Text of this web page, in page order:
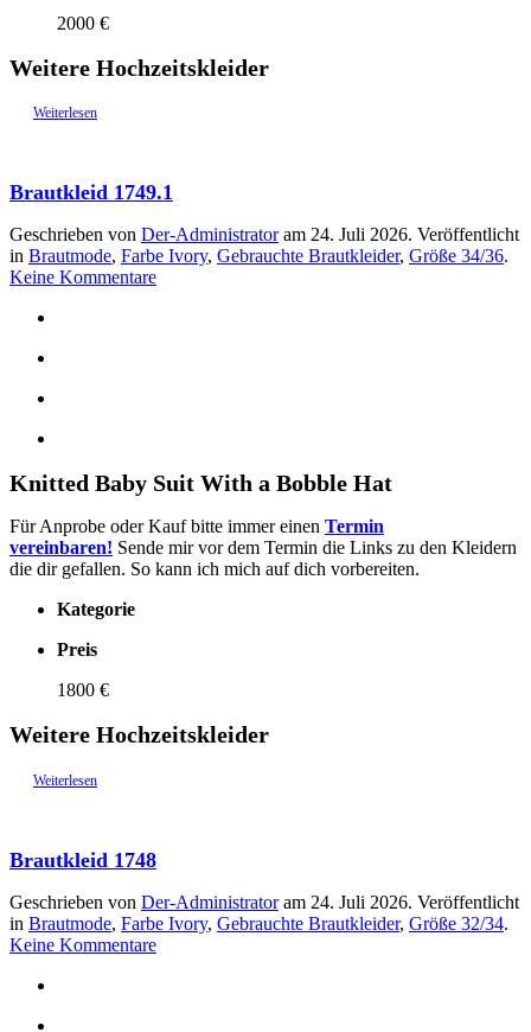
2000 €
Weitere Hochzeitskleider
Weiterlesen
Brautkleid 1749.1
Geschrieben von Der-Administratoram 24. Juli 2026. Veröffentlicht
in Brautmode, Farbe Ivory, Gebrauchte Brautkleider, Größe 34/36.
Keine Kommentarezu
Knitted Baby Suit With a Bobble Hat
Für Anprobe oder Kauf bitte immer einen Termin
vereinbaren! Sende mir vor dem Termin die Links zu den Kleidern
die dir gefallen. So kann ich mich auf dich vorbereiten.
Kategorie
Preis
1800 €
Weitere Hochzeitskleider
Weiterlesen
Brautkleid 1748
Geschrieben von Der-Administratoram 24. Juli 2026. Veröffentlicht
in Brautmode, Farbe Ivory, Gebrauchte Brautkleider, Größe 32/34.
Keine Kommentarezu